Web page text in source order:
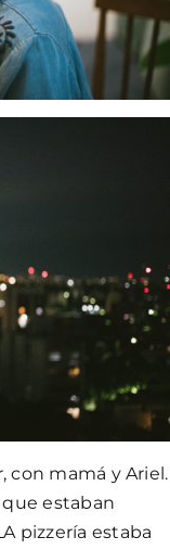
con mamá y Ariel.
estaban
pizzería estaba